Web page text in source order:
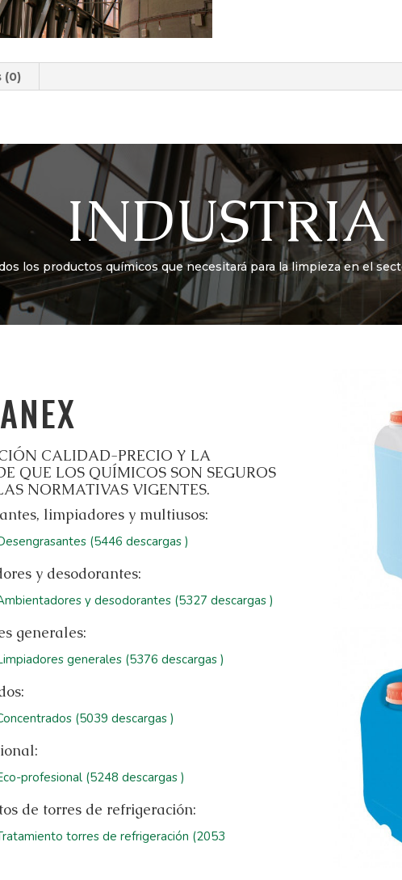
(0)
INDUSTRIA
los productos químicos que necesitará para la limpieza en el
CALIDAD-PRECIO Y LA
QUE LOS QUÍMICOS SON SEGUROS
NORMATIVAS VIGENTES.
limpiadores y multiusos:
(5446 descargas )
y desodorantes:
y desodorantes (5327 descargas )
generales:
generales (5376 descargas )
(5039 descargas )
profesional (5248 descargas )
de torres de refrigeración:
torres de refrigeración (2053